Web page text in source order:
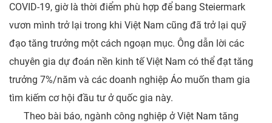
COVID-19, giờ là thời điểm phù hợp để bang Steiermark
vươn mình trở lại trong khi Việt Nam cũng đã trở lại quỹ
đạo tăng trưởng một cách ngoạn mục. Ông dẫn lời các
chuyên gia dự đoán nền kinh tế Việt Nam có thể đạt tăng
trưởng 7%/năm và các doanh nghiệp Áo muốn tham gia
tìm kiếm cơ hội đầu tư ở quốc gia này.
Theo bài báo, ngành công nghiệp ở Việt Nam tăng